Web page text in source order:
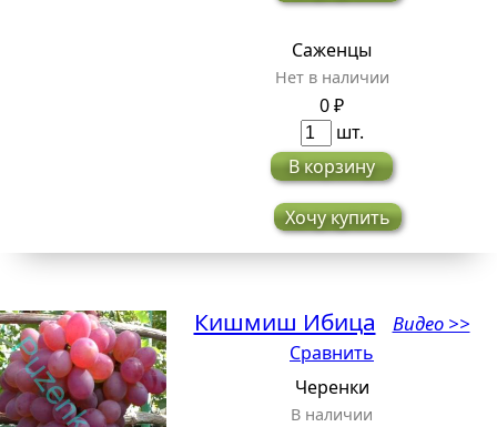
Саженцы
Нет в наличии
0 ₽
шт.
В корзину
Хочу купить
Кишмиш Ибица Видео >>
Сравнить
Черенки
В наличии